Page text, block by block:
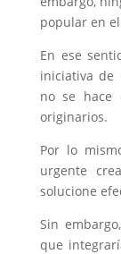
popular en
En ese
iniciativa de
no se hace
originarios.
Por lo
urgente
solucione
Sin
que